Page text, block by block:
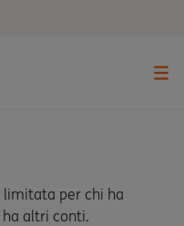
per chi ha
ha altri conti.